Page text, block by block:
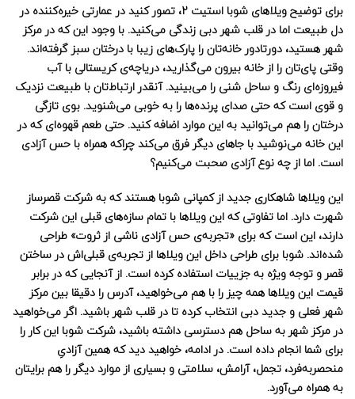
برای توضیح ویلاهای شوبا استیت 2، تصور کنید در عمارتی خیره‌کننده در
دل طبیعت اما در قلب شهر دبی زندگی می‌کنید. با وجود این که در مرکز
شهر هستید، دورتادور خانه‌تان را پارک‌های زیبا با درختان سبز گرفته‌اند.
وقتی پای‌تان را از خانه بیرون می‌گذارید، دریاچه‌ی کریستالی با آب
فیروزه‌ای رنگ و ساحل شنی را می‌بینید. آنقدر ارتباط‌تان با طبیعت نزدیک
و قوی است که حتی صدای پرنده‌ها را به خوبی می‌شنوید. بوی تازگی
درختان را هم می‌توانید به این موارد اضافه کنید. حتی طعم قهوه‌ای که در
این خانه می‌نوشید با جاهای دیگر فرق می‌کند چراکه همراه با حس آزادی
است. اما از چه نوع آزادی صحبت می‌کنیم؟
این ویلاها شاهکاری جدید از کمپانی شوبا هستند که به شرکت قصرساز
شهرت دارد. اما تفاوتی که این ویلاها با تمام سازه‌های قبلی این شرکت
دارند، این است که برای «تجربه‌ی حس آزادی ناشی از ثروت» طراحی
شده‌اند. شوبا برای طراحی داخل این ویلاها از تجربه‌ی قبلی‌اش در ساختن
قصر و توجه ویژه به جزییات استفاده کرده است. از آنجایی که در برابر
قیمت این ویلاها همه چیز را با هم می‌خواهید، آدرس را دقیقا بین مرکز
شهر فعلی و جدید دبی انتخاب کرده تا در قلب شهر باشید. اگر می‌خواهید
در مرکز شهر به ساحل هم دسترسی داشته باشید، شرکت شوبا این کار را
برای شما انجام داده است. در ادامه، خواهید دید که همین آزادیِ
منحصربه‌فرد، تجمل، آرامش، سلامتی و بسیاری از موارد دیگر را هم برایتان
به همراه می‌آورد.
آپارتمان های اسکای بلید Skyblade
1,650,000
آپارتمان‌های 311 بلوار
780,000